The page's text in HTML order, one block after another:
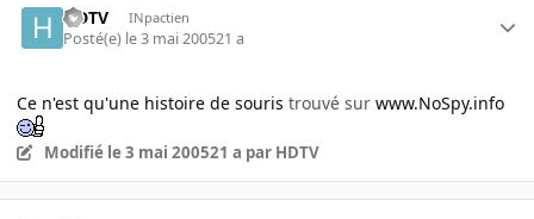
HDTV INpactien
Posté(e) le 3 mai 200521 a
Ce n'est qu'une histoire de souris trouvé sur www.NoSpy.info
Modifié le 3 mai 200521 a par HDTV